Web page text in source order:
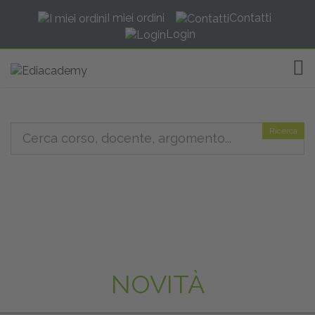
I miei ordini
Contatti
Login
Ricerca
NOVITÀ